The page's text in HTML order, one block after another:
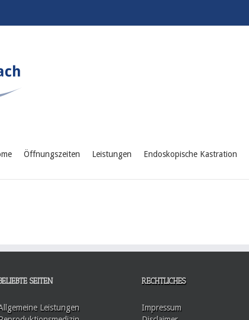
Öffnungszeiten Leistungen Endoskopische Kastration
SEITEN
Leistungen
RECHTLICHES
Impressum